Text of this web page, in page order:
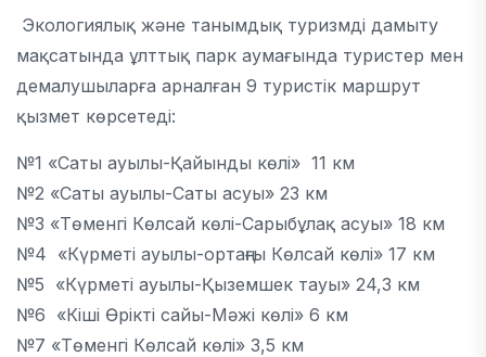
Экологиялық және танымдық туризмді дамыту
мақсатында ұлттық парк аумағында туристер мен
демалушыларға арналған 9 туристік маршрут
қызмет көрсетеді:
№1 «Саты ауылы-Қайынды көлі» 11 км
№2 «Саты ауылы-Саты асуы» 23 км
№3 «Төменгі Көлсай көлі-Сарыбұлақ асуы» 18 км
№4 «Күрметі ауылы-ортаңғы Көлсай көлі» 17 км
№5 «Күрметі ауылы-Қыземшек тауы» 24,3 км
№6 «Кіші Өрікті сайы-Мәжі көлі» 6 км
№7 «Төменгі Көлсай көлі» 3,5 км